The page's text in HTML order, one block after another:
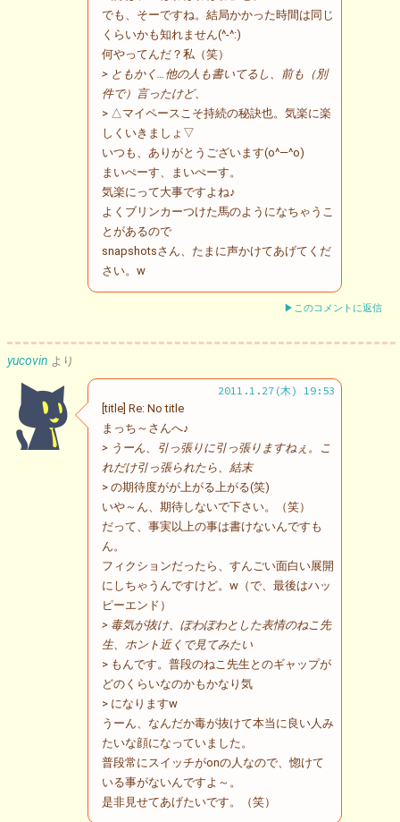
でも、そーですね。結局かかった時間は同じ
くらいかも知れません(^-^:)
何やってんだ？私（笑）
> ともかく…他の人も書いてるし、前も（別
件で）言ったけど、
> △マイペースこそ持続の秘訣也。気楽に楽
しくいきましょ▽
いつも、ありがとうございます(o^―^o)
まいぺーす、まいぺーす。
気楽にって大事ですよね♪
よくブリンカーつけた馬のようになちゃうこ
とがあるので
snapshotsさん、たまに声かけてあげてくだ
さい。w
▶このコメントに返信
yucovin より
2011.1.27(木) 19:53
[title] Re: No title
まっち～さんへ♪
> うーん、引っ張りに引っ張りますねぇ。こ
れだけ引っ張られたら、結末
> の期待度がが上がる上がる(笑)
いや～ん、期待しないで下さい。（笑）
だって、事実以上の事は書けないんですも
ん。
フィクションだったら、すんごい面白い展開
にしちゃうんですけど。w（で、最後はハッ
ピーエンド）
> 毒気が抜け、ぽわぽわとした表情のねこ先
生、ホント近くで見てみたい
> もんです。普段のねこ先生とのギャップが
どのくらいなのかもかなり気
> になりますw
うーん、なんだか毒が抜けて本当に良い人み
たいな顔になっていました。
普段常にスイッチがonの人なので、惚けて
いる事がないんですよ～。
是非見せてあげたいです。（笑）